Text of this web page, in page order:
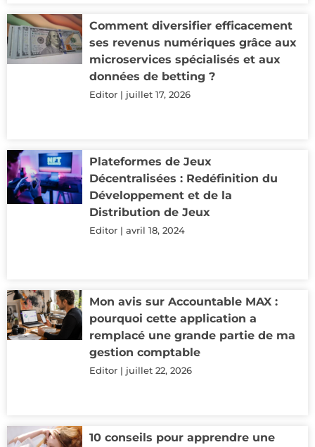
Comment diversifier efficacement
ses revenus numériques grâce aux
microservices spécialisés et aux
données de betting ?
Editor juillet 17, 2026
Plateformes de Jeux
Décentralisées : Redéfinition du
Développement et de la
Distribution de Jeux
Editor avril 18, 2024
Mon avis sur Accountable MAX :
pourquoi cette application a
remplacé une grande partie de ma
gestion comptable
Editor juillet 22, 2026
10 conseils pour apprendre une